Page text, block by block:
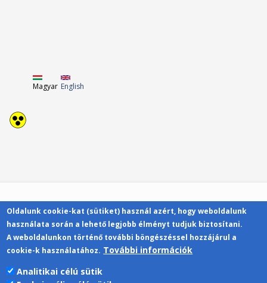
Magyar English
Kapcsolat
Oldalunk cookie-kat (sütiket) használ azért, hogy weboldalunk
használata során a lehető legjobb élményt tudjuk biztosítani.
A weboldalunkon történő további böngészéssel hozzájárul a
cookie-k használatához. További információk
Analitikai célú sütik